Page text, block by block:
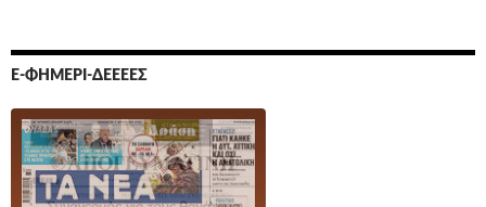
Ε-ΦΗΜΕΡΊ-ΔΕΕΕΕΣ